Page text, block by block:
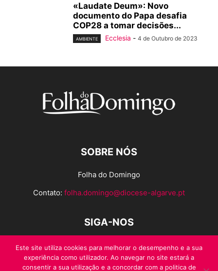
«Laudate Deum»: Novo
documento do Papa desafia
COP28 a tomar decisões...
AMBIENTE Ecclesia - 4 de Outubro de 2023
SOBRE NÓS
Folha do Domingo
Contato: folha.domingo@diocese-algarve.pt
SIGA-NOS
Este site utiliza cookies para melhorar o desempenho e a sua
experiência como utilizador. Ao navegar no site estará a
consentir a sua utilização e a concordar com a politica de